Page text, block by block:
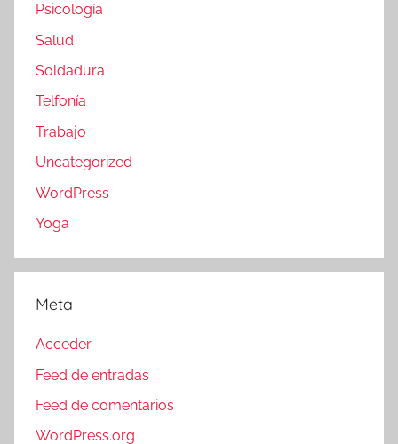
Psicología
Salud
Soldadura
Telfonía
Trabajo
Uncategorized
WordPress
Yoga
Meta
Acceder
Feed de entradas
Feed de comentarios
WordPress.org